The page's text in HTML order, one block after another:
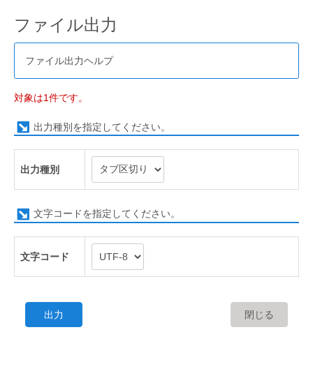
ファイル出力
ファイル出力ヘルプ
対象は1件です。
出力種別を指定してください。
出力種別
文字コードを指定してください。
文字コード